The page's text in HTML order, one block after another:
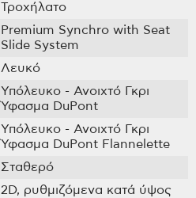
Τροχήλατο
Premium Synchro with Seat
Slide System
Λευκό
Υπόλευκο - Ανοιχτό Γκρι
Ύφασμα DuPont
Υπόλευκο - Ανοιχτό Γκρι
Ύφασμα DuPont Flannelette
Σταθερό
2D, ρυθμιζόμενα κατά ύψος